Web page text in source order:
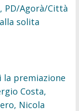
PD/Agorà/Città
solita
la premiazione
Costa,
Nicola